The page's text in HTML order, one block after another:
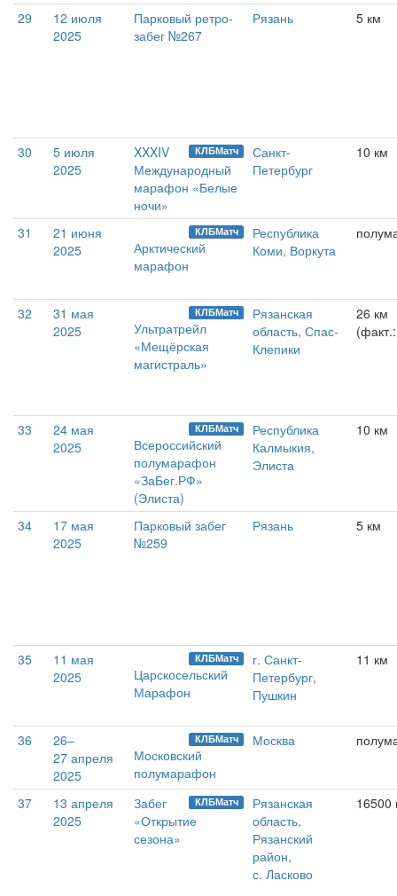
29
12 июля
2025
Парковый ретро-
забег №267
Рязань 5 км
30
5 июля
2025
КЛБМатч
XXXIV
Международный
марафон «Белые
ночи»
Санкт-
Петербург
10 км
31
21 июня
2025
КЛБМатч
Арктический
марафон
Республика
Коми, Воркута
32
31 мая
2025
КЛБМатч
Ультратрейл
«Мещёрская
магистраль»
Рязанская
область, Спас-
Клепики
26 км
33
24 мая
2025
КЛБМатч
Всероссийский
полумарафон
«ЗаБег.РФ»
(Элиста)
Республика
Калмыкия,
Элиста
10 км
34
17 мая
2025
Парковый забег
№259
Рязань 5 км
35
11 мая
2025
КЛБМатч
Царскосельский
Марафон
г. Санкт-
Петербург,
Пушкин
11 км
36
26–
27 апреля
2025
КЛБМатч
Московский
полумарафон
Москва
37
13 апреля
2025
КЛБМатч
Забег
«Открытие
сезона»
Рязанская
область,
Рязанский
район,
с. Ласково
16500